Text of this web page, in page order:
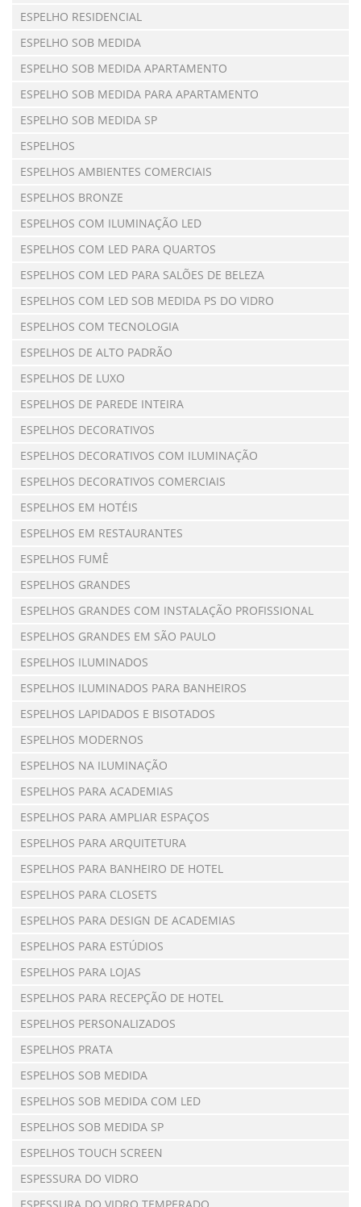
ESPELHO RESIDENCIAL
ESPELHO SOB MEDIDA
ESPELHO SOB MEDIDA APARTAMENTO
ESPELHO SOB MEDIDA PARA APARTAMENTO
ESPELHO SOB MEDIDA SP
ESPELHOS
ESPELHOS AMBIENTES COMERCIAIS
ESPELHOS BRONZE
ESPELHOS COM ILUMINAÇÃO LED
ESPELHOS COM LED PARA QUARTOS
ESPELHOS COM LED PARA SALÕES DE BELEZA
ESPELHOS COM LED SOB MEDIDA PS DO VIDRO
ESPELHOS COM TECNOLOGIA
ESPELHOS DE ALTO PADRÃO
ESPELHOS DE LUXO
ESPELHOS DE PAREDE INTEIRA
ESPELHOS DECORATIVOS
ESPELHOS DECORATIVOS COM ILUMINAÇÃO
ESPELHOS DECORATIVOS COMERCIAIS
ESPELHOS EM HOTÉIS
ESPELHOS EM RESTAURANTES
ESPELHOS FUMÊ
ESPELHOS GRANDES
ESPELHOS GRANDES COM INSTALAÇÃO PROFISSIONAL
ESPELHOS GRANDES EM SÃO PAULO
ESPELHOS ILUMINADOS
ESPELHOS ILUMINADOS PARA BANHEIROS
ESPELHOS LAPIDADOS E BISOTADOS
ESPELHOS MODERNOS
ESPELHOS NA ILUMINAÇÃO
ESPELHOS PARA ACADEMIAS
ESPELHOS PARA AMPLIAR ESPAÇOS
ESPELHOS PARA ARQUITETURA
ESPELHOS PARA BANHEIRO DE HOTEL
ESPELHOS PARA CLOSETS
ESPELHOS PARA DESIGN DE ACADEMIAS
ESPELHOS PARA ESTÚDIOS
ESPELHOS PARA LOJAS
ESPELHOS PARA RECEPÇÃO DE HOTEL
ESPELHOS PERSONALIZADOS
ESPELHOS PRATA
ESPELHOS SOB MEDIDA
ESPELHOS SOB MEDIDA COM LED
ESPELHOS SOB MEDIDA SP
ESPELHOS TOUCH SCREEN
ESPESSURA DO VIDRO